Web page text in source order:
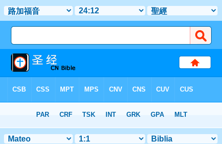
章 24> 聖經金句 12